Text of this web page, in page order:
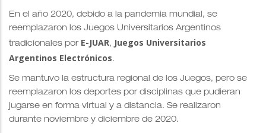
En el año 2020, debido a la pandemia mundial, se
reemplazaron los Juegos Universitarios Argentinos
tradicionales por E-JUAR, Juegos Universitarios
Argentinos Electrónicos.
Se mantuvo la estructura regional de los Juegos, pero se
reemplazaron los deportes por disciplinas que pudieran
jugarse en forma virtual y a distancia. Se realizaron
durante noviembre y diciembre de 2020.